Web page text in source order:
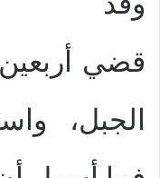
قضي
الجبل،